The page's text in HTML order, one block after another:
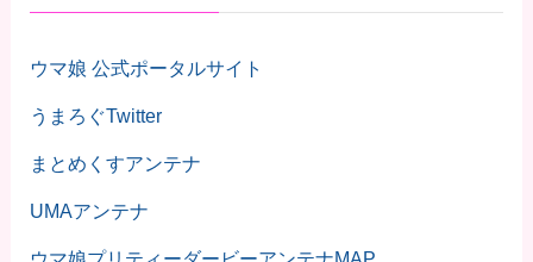
ウマ娘 公式ポータルサイト
うまろぐTwitter
まとめくすアンテナ
UMAアンテナ